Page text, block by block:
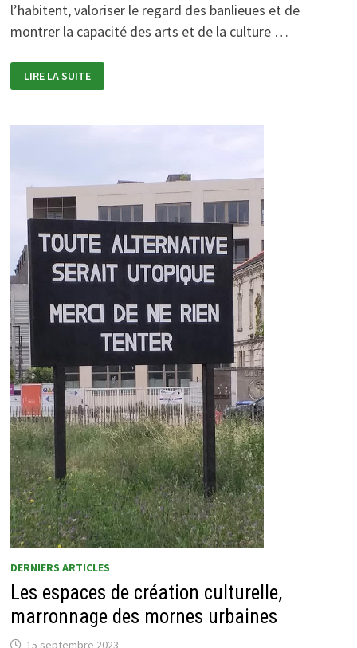
l’habitent, valoriser le regard des banlieues et de
montrer la capacité des arts et de la culture …
USAGE
DE
DE
D’UNE
AUTRE
NARRATION
SUR
LES
BANLIEUES
?
LIRE LA SUITE
DERNIERS ARTICLES
Les espaces de création culturelle,
marronnage des mornes urbaines
15 septembre 2023